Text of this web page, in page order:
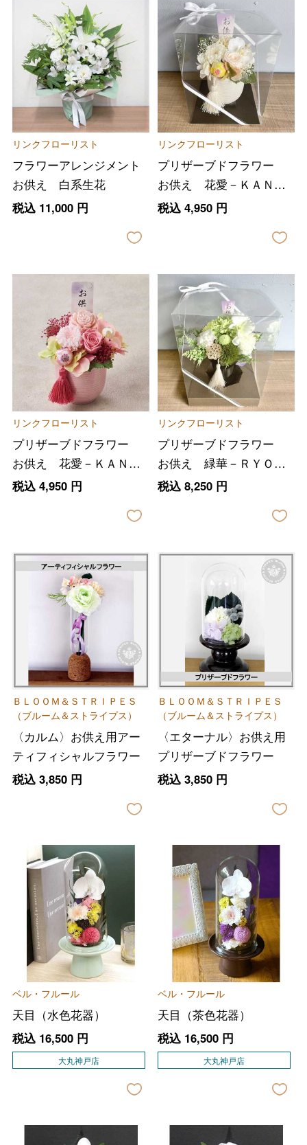
リンクフローリスト
フラワーアレンジメント
お供え 白系生花
税込 11,000円
リンクフローリスト
プリザーブドフラワー
お供え 花愛－ＫＡＮＮ
Ａ－ホワイト
税込 4,950円
リンクフローリスト
プリザーブドフラワー
お供え 花愛－ＫＡＮＮ
Ａ－ピンク
税込 4,950円
リンクフローリスト
プリザーブドフラワー
お供え 緑華－ＲＹＯＫ
ＵＫＡ－
税込 8,250円
ＢＬＯＯＭ＆ＳＴＲＩＰＥＳ
（ブルーム＆ストライプス）
〈カルム〉お供え用アー
ティフィシャルフラワー
税込 3,850円
ＢＬＯＯＭ＆ＳＴＲＩＰＥＳ
（ブルーム＆ストライプス）
〈エターナル〉お供え用
プリザーブドフラワー
税込 3,850円
ベル・フルール
天目（水色花器）
税込 16,500円
大丸神戸店
ベル・フルール
天目（茶色花器）
税込 16,500円
大丸神戸店